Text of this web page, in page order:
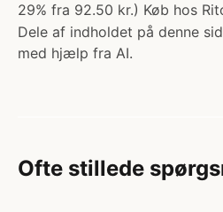
29% fra 92.50 kr.) Køb hos
Dele af indholdet på denne
med hjælp fra AI.
Ofte stillede